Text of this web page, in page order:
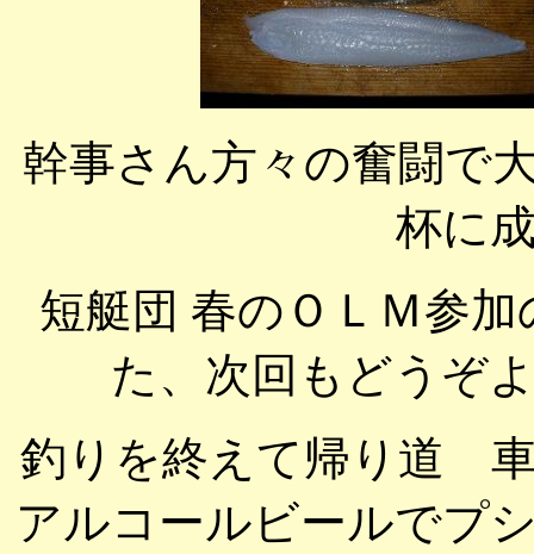
幹事さん方々の奮闘で
杯に
短艇団 春のＯＬＭ参
た、次回もどうぞ
釣りを終えて帰り道
アルコールビールでプ